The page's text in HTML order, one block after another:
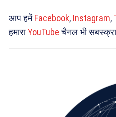
आप हमेंFacebook, Instagram,
हमाराYouTubeचैनल भी